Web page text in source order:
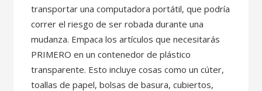
transportar una computadora portátil, que podría
correr el riesgo de ser robada durante una
mudanza. Empaca los artículos que necesitarás
PRIMERO en un contenedor de plástico
transparente. Esto incluye cosas como un cúter,
toallas de papel, bolsas de basura, cubiertos,